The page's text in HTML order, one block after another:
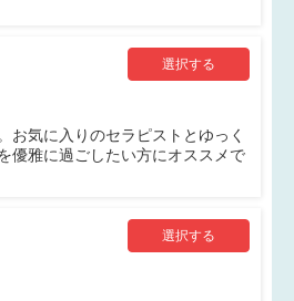
選択する
お気に入りのセラピストとゆっく
優雅に過ごしたい方にオススメで
選択する